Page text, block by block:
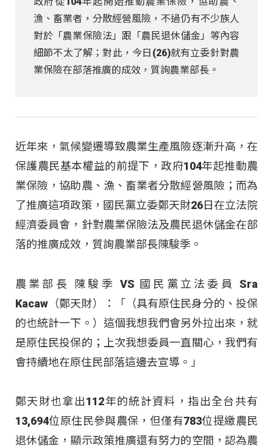
漁、畜業者，分散經營風險，不過仍有不少族人
對於「農業保險法」跟「農民退休儲金」等內容
細節不太了解；對此，今日(26)就有立委針對農
業保險在部落推廣的成效，質詢農業部長。
近年來，氣候變遷導致農業生產風險逐漸升高，在
保護農民基本權益的前提下，政府104年起推動農
業保險，協助農、漁、畜業者分散經營風險；而為
了推廣這項政策，國民黨立委鄭天財26日在立法院
經濟委員會，針對農業保險法及農民退休儲金在部
落的推廣成效，質詢農業部長陳駿季。
農業部長 陳駿季 VS 國民黨立法委員 Sra
Kacaw（鄭天財）：「（具有原住民身分的、投保
的也統計一下。）這個我想我們會另外拉出來，就
是原住民投保的；上次我想委員一直關心，我們有
會持續地在原住民部落這邊去宣導。」
鄭天財也拿出112年的統計資料，指出全台共有
13,694位原住民參與農保，但僅有783位提繳農民
退休儲金，顯示政策推廣還有努力的空間，認為農